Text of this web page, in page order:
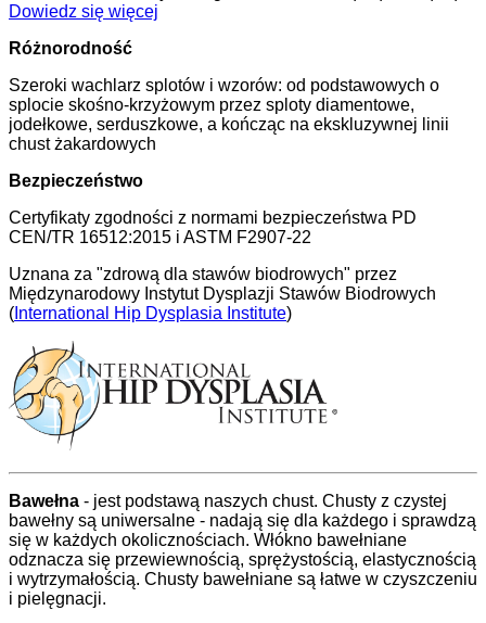
Dowiedz się więcej
Różnorodność
Szeroki wachlarz splotów i wzorów: od podstawowych o
splocie skośno-krzyżowym przez sploty diamentowe,
jodełkowe, serduszkowe, a kończąc na ekskluzywnej linii
chust żakardowych
Bezpieczeństwo
Certyfikaty zgodności z normami bezpieczeństwa PD
CEN/TR 16512:2015 i ASTM F2907-22
Uznana za "zdrową dla stawów biodrowych" przez
Międzynarodowy Instytut Dysplazji Stawów Biodrowych
( International Hip Dysplasia Institute)
Bawełna - jest podstawą naszych chust. Chusty z czystej
bawełny są uniwersalne - nadają się dla każdego i sprawdzą
się w każdych okolicznościach. Włókno bawełniane
odznacza się przewiewnością, sprężystością, elastycznością
i wytrzymałością. Chusty bawełniane są łatwe w czyszczeniu
i pielęgnacji.